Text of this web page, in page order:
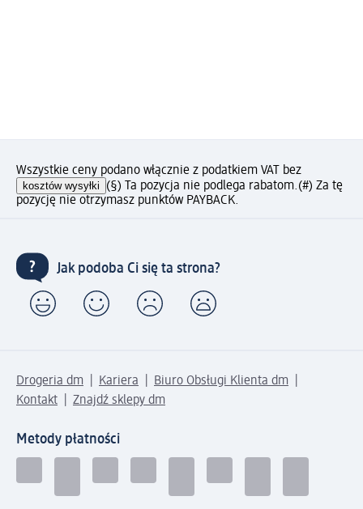
Wszystkie ceny podano włącznie z podatkiem VAT bez
kosztów wysyłki (§) Ta pozycja nie podlega rabatom.(#) Za tę
pozycję nie otrzymasz punktów PAYBACK.
Jak podoba Ci się ta strona?
Drogeria dm Kariera
Biuro Obsługi Klienta dm
Kontakt
Znajdź sklepy dm
Metody płatności